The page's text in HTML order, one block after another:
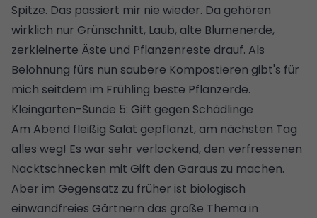
Spitze. Das passiert mir nie wieder. Da gehören
wirklich nur Grünschnitt, Laub, alte Blumenerde,
zerkleinerte Äste und Pflanzenreste drauf. Als
Belohnung fürs nun saubere Kompostieren gibt's für
mich seitdem im Frühling beste Pflanzerde.
Kleingarten-Sünde 5: Gift gegen Schädlinge
Am Abend fleißig Salat gepflanzt, am nächsten Tag
alles weg! Es war sehr verlockend, den verfressenen
Nacktschnecken mit Gift den Garaus zu machen.
Aber im Gegensatz zu früher ist biologisch
einwandfreies Gärtnern das große Thema in